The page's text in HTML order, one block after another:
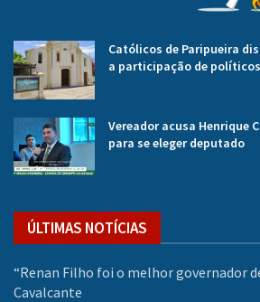
Católicos de Paripueira
a participação de políticos
Vereador acusa Henrique
para se eleger deputado
ÚLTIMAS NOTÍCIAS
“Renan Filho foi o melhor governador
Cavalcante